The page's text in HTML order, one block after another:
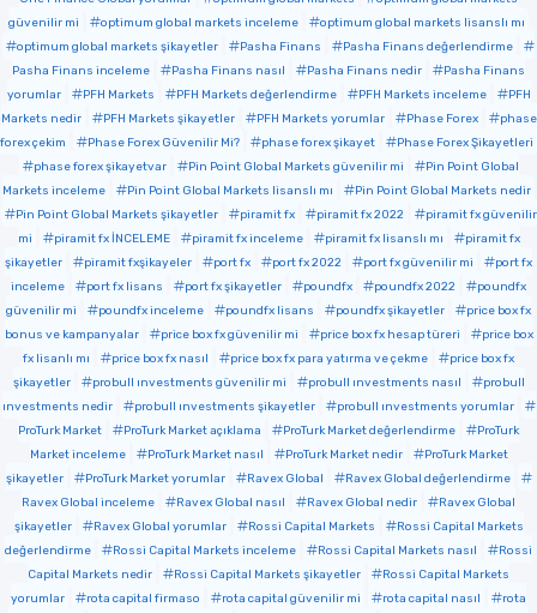
güvenilir mi
optimum global markets inceleme
optimum global markets lisanslı mı
optimum global markets şikayetler
Pasha Finans
Pasha Finans değerlendirme
Pasha Finans inceleme
Pasha Finans nasıl Pasha Finans nedir
Pasha Finans
yorumlar
PFH Markets PFH Markets değerlendirme PFH Markets inceleme
PFH
Markets nedir
PFH Markets şikayetler PFH Markets yorumlar Phase Forex
phase
forex çekim
Phase Forex Güvenilir Mi? phase forex şikayet
Phase Forex Şikayetleri
phase forex şikayetvar
Pin Point Global Markets güvenilir mi
Pin Point Global
Markets inceleme
Pin Point Global Markets lisanslı mı
Pin Point Global Markets nedir
Pin Point Global Markets şikayetler
piramit fx piramit fx 2022
piramit fx güvenilir
mi
piramit fx İNCELEME piramit fx inceleme piramit fx lisanslı mı
piramit fx
şikayetler
piramit fxşikayeler port fx port fx 2022 port fx güvenilir mi
port fx
inceleme
port fx lisans port fx şikayetler poundfx poundfx 2022
poundfx
güvenilir mi
poundfx inceleme poundfx lisans poundfx şikayetler
price box fx
bonus ve kampanyalar
price box fx güvenilir mi price box fx hesap türeri
price box
fx lisanlı mı
price box fx nasıl price box fx para yatırma ve çekme
price box fx
şikayetler
probull ınvestments güvenilir mi probull ınvestments nasıl
probull
ınvestments nedir
probull ınvestments şikayetler
probull ınvestments yorumlar
ProTurk Market
ProTurk Market açıklama ProTurk Market değerlendirme
ProTurk
Market inceleme
ProTurk Market nasıl ProTurk Market nedir
ProTurk Market
şikayetler
ProTurk Market yorumlar Ravex Global
Ravex Global değerlendirme
Ravex Global inceleme
Ravex Global nasıl Ravex Global nedir
Ravex Global
şikayetler
Ravex Global yorumlar Rossi Capital Markets
Rossi Capital Markets
değerlendirme
Rossi Capital Markets inceleme Rossi Capital Markets nasıl
Rossi
Capital Markets nedir
Rossi Capital Markets şikayetler
Rossi Capital Markets
yorumlar
rota capital firmaso rota capital güvenilir mi rota capital nasıl
rota